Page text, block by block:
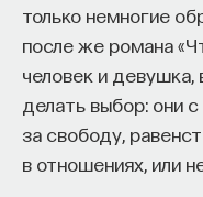
только немногие
после же романа
человек и девушка,
делать выбор: они
за свободу,
в отношениях, или
Университет
будущее
«Есть
готовят элиту, и
мыслящего, сложно